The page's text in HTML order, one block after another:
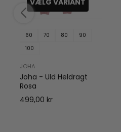
VÆLG VARIANT
60 70 80
90
100
JOHA
Joha - Uld Heldragt
Rosa
499,00 kr